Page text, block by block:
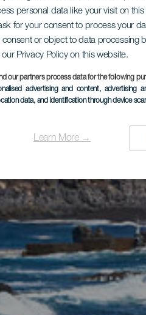
personal data like your visit on
for your consent to process your
consent or object to data processing
our Privacy Policy on this website.
our partners process data for the following
advertising and content, advertising
data, and identification through device
Learn More →